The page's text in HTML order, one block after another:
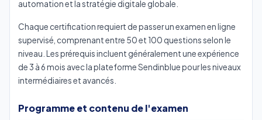
automation et la stratégie digitale globale.
Chaque certification requiert de passer un examen en ligne
supervisé, comprenant entre 50 et 100 questions selon le
niveau. Les prérequis incluent généralement une expérience
de 3 à 6 mois avec la plateforme Sendinblue pour les niveaux
intermédiaires et avancés.
Programme et contenu de l'examen